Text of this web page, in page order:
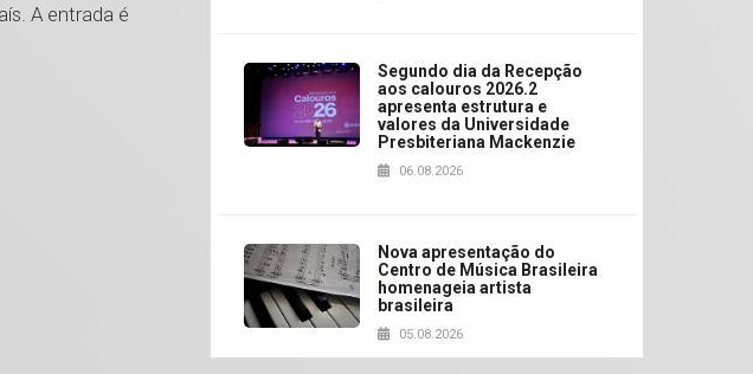
A entrada é
Segundo dia da Recepção
aos calouros 2026.2
apresenta estrutura e
valores da Universidade
Presbiteriana Mackenzie
06.08.2026
Nova apresentação do
Centro de Música Brasileira
homenageia artista
brasileira
05.08.2026